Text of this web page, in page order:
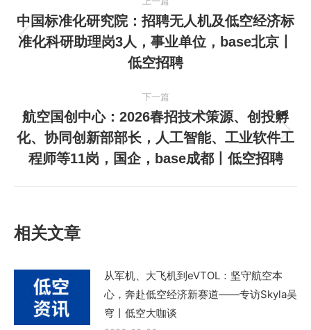
章
导
上
一
文
章：
中国标准化研究院：招聘无人机及低空经济标
准化科研助理岗3人，事业单位，base北京丨
低空招聘
下一篇
下
一
航空国创中心：2026春招技术策源、创投孵
化、协同创新部部长，人工智能、工业软件工
程师等11岗，国企，base成都丨低空招聘
相关文章
从军机、大飞机到eVTOL：坚守航空本
心，奔赴低空经济新赛道——专访Skyla吴
穹丨低空大咖谈